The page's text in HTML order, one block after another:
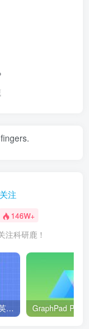
关注
146W+
注科研鹿！
Gaussian 09 | Win英文版 | 量子化学软件 | 安装教程